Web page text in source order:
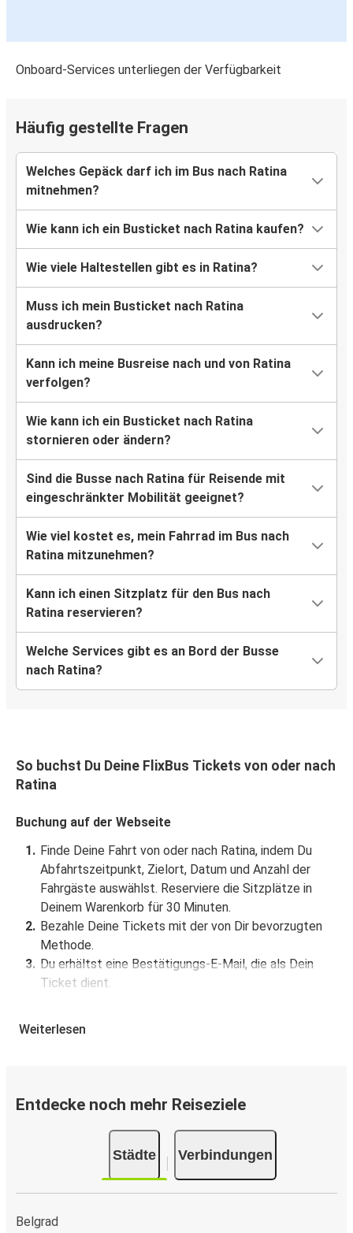
Onboard-Services unterliegen der Verfügbarkeit
Häufig gestellte Fragen
Welches Gepäck darf ich im Bus nach Ratina
mitnehmen?
Wie kann ich ein Busticket nach Ratina kaufen?
Wie viele Haltestellen gibt es in Ratina?
Muss ich mein Busticket nach Ratina
ausdrucken?
Kann ich meine Busreise nach und von Ratina
verfolgen?
Wie kann ich ein Busticket nach Ratina
stornieren oder ändern?
Sind die Busse nach Ratina für Reisende mit
eingeschränkter Mobilität geeignet?
Wie viel kostet es, mein Fahrrad im Bus nach
Ratina mitzunehmen?
Kann ich einen Sitzplatz für den Bus nach
Ratina reservieren?
Welche Services gibt es an Bord der Busse
nach Ratina?
So buchst Du Deine FlixBus Tickets von oder nach
Ratina
Buchung auf der Webseite
Finde Deine Fahrt von oder nach Ratina, indem Du
Abfahrtszeitpunkt, Zielort, Datum und Anzahl der
Fahrgäste auswählst. Reserviere die Sitzplätze in
Deinem Warenkorb für 30 Minuten.
Bezahle Deine Tickets mit der von Dir bevorzugten
Methode.
Du erhältst eine Bestätigungs-E-Mail, die als Dein
Ticket dient.
Buchung über die App
in der App.
Verkaufsstellen für Tickets
Ticketverkaufsstellen oder FlixShops.
Weiterlesen
Entdecke noch mehr Reiseziele
Städte Verbindungen
Belgrad